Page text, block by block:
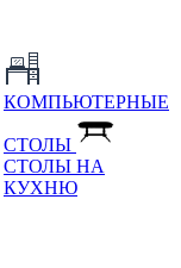
КОМПЬЮТЕРНЫЕ
СТОЛЫ
СТОЛЫ НА
КУХНЮ